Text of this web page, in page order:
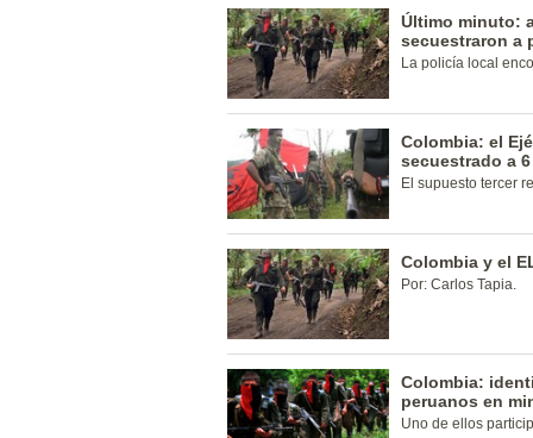
Último minuto:
secuestraron a
La policía local
Colombia: el
secuestrado a
El supuesto tercer
Colombia y el
Por: Carlos Tapia.
Colombia:
peruanos en
Uno de ellos